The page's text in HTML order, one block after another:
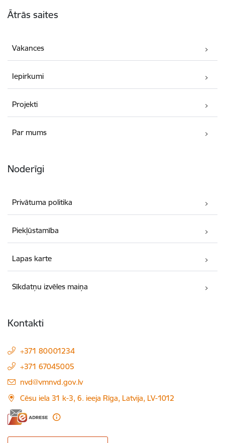
Ātrās saites
Vakances
Iepirkumi
Projekti
Par mums
Noderīgi
Privātuma politika
Piekļūstamība
Lapas karte
Sīkdatņu izvēles maiņa
Kontakti
+371 80001234
+371 67045005
E-pasts:
nvd@vmnvd.gov.lv
Cēsu iela 31 k-3, 6. ieeja Rīga, Latvija, LV-1012